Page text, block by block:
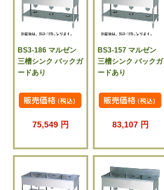
BS3-186 マルゼン
三槽シンク バックガ
ードあり
75,549 円
BS3-157 マルゼン
三槽シンク バックガ
ードあり
83,107 円